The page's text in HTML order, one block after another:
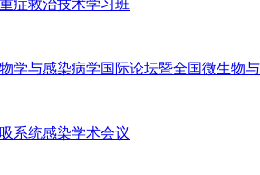
症救治技术学习班
学与感染病学国际论坛暨全国微生物
系统感染学术会议